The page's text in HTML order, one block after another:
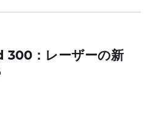
：レーザーの新